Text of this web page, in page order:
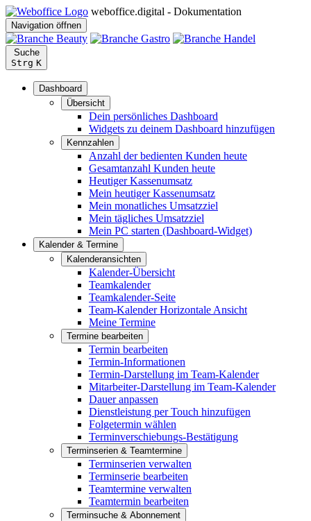
weboffice.digital - Dokumentation
Navigation öffnen
Suche
Strg K
Dashboard
Übersicht
Dein persönliches Dashboard
Widgets zu deinem Dashboard hinzufügen
Kennzahlen
Anzahl der bedienten Kunden heute
Gesamtanzahl Kunden heute
Heutiger Kassenumsatz
Mein heutiger Kassenumsatz
Mein monatliches Umsatzziel
Mein tägliches Umsatzziel
Mein PC starten (Dashboard-Widget)
Kalender & Termine
Kalenderansichten
Kalender-Übersicht
Teamkalender
Teamkalender-Seite
Team-Kalender Horizontale Ansicht
Meine Termine
Termine bearbeiten
Termin bearbeiten
Termin-Informationen
Termin-Darstellung im Team-Kalender
Mitarbeiter-Darstellung im Team-Kalender
Dauer anpassen
Dienstleistung per Touch hinzufügen
Folgetermin wählen
Terminverschiebungs-Bestätigung
Terminserien & Teamtermine
Terminserien verwalten
Terminserie bearbeiten
Teamtermine verwalten
Teamtermin bearbeiten
Terminsuche & Abonnement